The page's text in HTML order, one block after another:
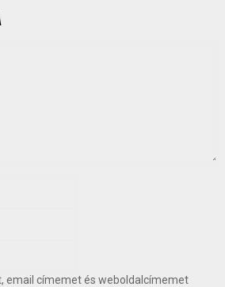
email címemet és weboldalcímemet